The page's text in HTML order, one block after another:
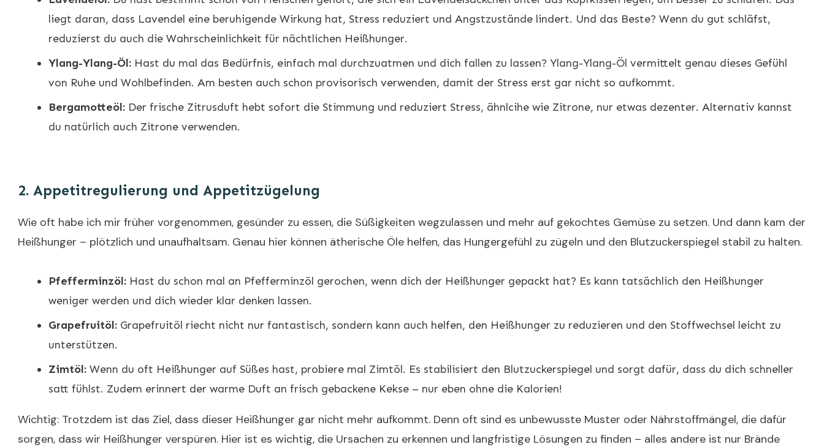
liegt daran, dass Lavendel eine beruhigende Wirkung hat, Stress reduziert und Angstzustände lindert. Und das Beste? Wenn du gut schläfst,
reduzierst du auch die Wahrscheinlichkeit für nächtlichen Heißhunger.
Ylang-Ylang-Öl: Hast du mal das Bedürfnis, einfach mal durchzuatmen und dich fallen zu lassen? Ylang-Ylang-Öl vermittelt genau dieses Gefühl
von Ruhe und Wohlbefinden. Am besten auch schon provisorisch verwenden, damit der Stress erst gar nicht so aufkommt.
Bergamotteöl: Der frische Zitrusduft hebt sofort die Stimmung und reduziert Stress, ähnlcihe wie Zitrone, nur etwas dezenter. Alternativ kannst
du natürlich auch Zitrone verwenden.
2. Appetitregulierung und Appetitzügelung
Wie oft habe ich mir früher vorgenommen, gesünder zu essen, die Süßigkeiten wegzulassen und mehr auf gekochtes Gemüse zu setzen. Und dann kam der
Heißhunger – plötzlich und unaufhaltsam. Genau hier können ätherische Öle helfen, das Hungergefühl zu zügeln und den Blutzuckerspiegel stabil zu halten.
Pfefferminzöl: Hast du schon mal an Pfefferminzöl gerochen, wenn dich der Heißhunger gepackt hat? Es kann tatsächlich den Heißhunger
weniger werden und dich wieder klar denken lassen.
Grapefruitöl: Grapefruitöl riecht nicht nur fantastisch, sondern kann auch helfen, den Heißhunger zu reduzieren und den Stoffwechsel leicht zu
unterstützen.
Zimtöl: Wenn du oft Heißhunger auf Süßes hast, probiere mal Zimtöl. Es stabilisiert den Blutzuckerspiegel und sorgt dafür, dass du dich schneller
satt fühlst. Zudem erinnert der warme Duft an frisch gebackene Kekse – nur eben ohne die Kalorien!
Wichtig: Trotzdem ist das Ziel, dass dieser Heißhunger gar nicht mehr aufkommt. Denn oft sind es unbewusste Muster oder Nährstoffmängel, die dafür
sorgen, dass wir Heißhunger verspüren. Hier ist es wichtig, die Ursachen zu erkennen und langfristige Lösungen zu finden – alles andere ist nur Brände